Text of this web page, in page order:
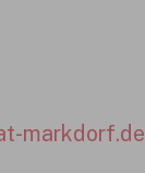
markdorf.de